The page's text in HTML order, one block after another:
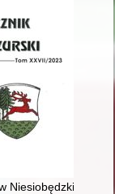
paliwowej
Niesiobędzki -